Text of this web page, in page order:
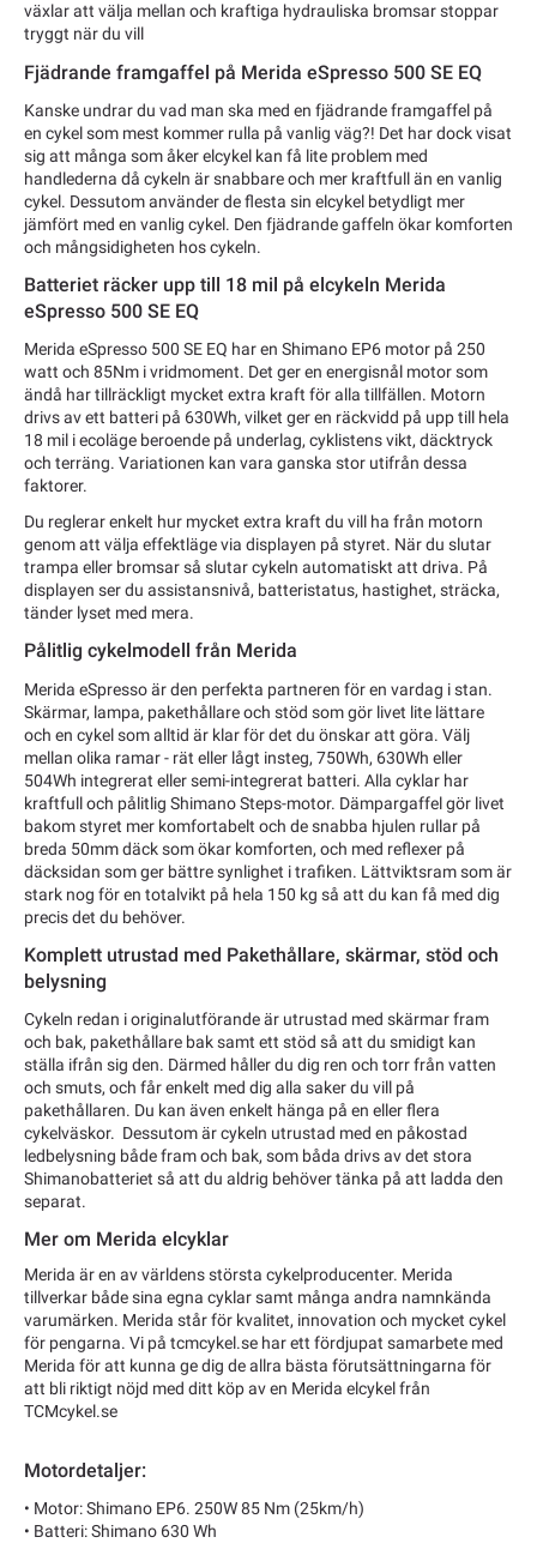
växlar att välja mellan och kraftiga hydrauliska bromsar stoppar
tryggt när du vill
Fjädrande framgaffel på Merida eSpresso 500 SE EQ
Kanske undrar du vad man ska med en fjädrande framgaffel på
en cykel som mest kommer rulla på vanlig väg?! Det har dock visat
sig att många som åker elcykel kan få lite problem med
handlederna då cykeln är snabbare och mer kraftfull än en vanlig
cykel. Dessutom använder de flesta sin elcykel betydligt mer
jämfört med en vanlig cykel. Den fjädrande gaffeln ökar komforten
och mångsidigheten hos cykeln.
Batteriet räcker upp till 18 mil på elcykeln Merida
eSpresso 500 SE EQ
Merida eSpresso 500 SE EQ har en Shimano EP6 motor på 250
watt och 85Nm i vridmoment. Det ger en energisnål motor som
ändå har tillräckligt mycket extra kraft för alla tillfällen. Motorn
drivs av ett batteri på 630Wh, vilket ger en räckvidd på upp till hela
18 mil i ecoläge beroende på underlag, cyklistens vikt, däcktryck
och terräng. Variationen kan vara ganska stor utifrån dessa
faktorer.
Du reglerar enkelt hur mycket extra kraft du vill ha från motorn
genom att välja effektläge via displayen på styret. När du slutar
trampa eller bromsar så slutar cykeln automatiskt att driva. På
displayen ser du assistansnivå, batteristatus, hastighet, sträcka,
tänder lyset med mera.
Pålitlig cykelmodell från Merida
Merida eSpresso är den perfekta partneren för en vardag i stan.
Skärmar, lampa, pakethållare och stöd som gör livet lite lättare
och en cykel som alltid är klar för det du önskar att göra. Välj
mellan olika ramar - rät eller lågt insteg, 750Wh, 630Wh eller
504Wh integrerat eller semi-integrerat batteri. Alla cyklar har
kraftfull och pålitlig Shimano Steps-motor. Dämpargaffel gör livet
bakom styret mer komfortabelt och de snabba hjulen rullar på
breda 50mm däck som ökar komforten, och med reflexer på
däcksidan som ger bättre synlighet i trafiken. Lättviktsram som är
stark nog för en totalvikt på hela 150 kg så att du kan få med dig
precis det du behöver.
Komplett utrustad med Pakethållare, skärmar, stöd och
belysning
Cykeln redan i originalutförande är utrustad med skärmar fram
och bak, pakethållare bak samt ett stöd så att du smidigt kan
ställa ifrån sig den. Därmed håller du dig ren och torr från vatten
och smuts, och får enkelt med dig alla saker du vill på
pakethållaren. Du kan även enkelt hänga på en eller flera
cykelväskor. Dessutom är cykeln utrustad med en påkostad
ledbelysning både fram och bak, som båda drivs av det stora
Shimanobatteriet så att du aldrig behöver tänka på att ladda den
separat.
Mer om Merida elcyklar
Merida är en av världens största cykelproducenter. Merida
tillverkar både sina egna cyklar samt många andra namnkända
varumärken. Merida står för kvalitet, innovation och mycket cykel
för pengarna. Vi på tcmcykel.se har ett fördjupat samarbete med
Merida för att kunna ge dig de allra bästa förutsättningarna för
att bli riktigt nöjd med ditt köp av en Merida elcykel från
TCMcykel.se
Motordetaljer:
• Motor: Shimano EP6. 250W 85 Nm (25km/h)
• Batteri: Shimano 630 Wh